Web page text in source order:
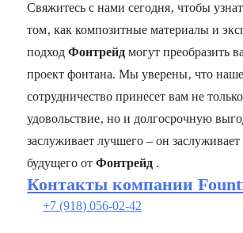
Свяжитесь с нами сегодня‚ чтобы
том‚ как композитные материалы и
подходФонтрейдмогут преобразить
проект фонтана. Мы уверены‚ что наше
сотрудничество принесет вам не
удовольствие‚ но и долгосрочную
заслуживает лучшего – он
будущего отФонтрейд .
Контакты компании
+7 (918) 056-02-42